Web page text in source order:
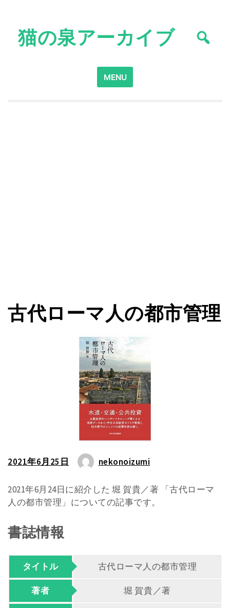
content猫の泉アーカイブ
Search
for:
MENU
古代ローマ人の都市管理
2021年6月25日 nekonoizumi
2021年6月24日に紹介した 堀 賀貴／著 「古代ローマ
人の都市管理」についての記事です。
書誌情報
タイトル 古代ローマ人の都市管理
著者 堀 賀貴／著